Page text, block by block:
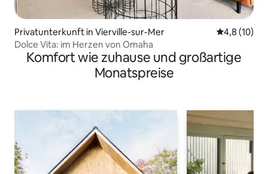
Privatunterkunft in Vierville-sur-Mer
4,8 (10)
Dolce Vita: im Herzen von Omaha
Komfort wie zuhause und großartige
Monatspreise